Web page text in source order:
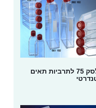
פלסק 75 לתרביות תאים